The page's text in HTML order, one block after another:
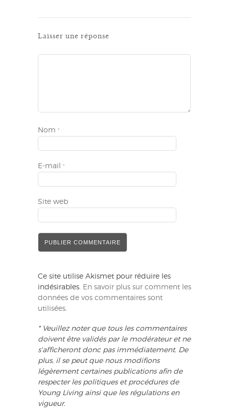
Laisser une réponse
Nom *
E-mail *
Site web
Ce site utilise Akismet pour réduire les
indésirables. En savoir plus sur comment les
données de vos commentaires sont
utilisées.
* Veuillez noter que tous les commentaires
doivent être validés par le modérateur et ne
s'afficheront donc pas immédiatement. De
plus, il se peut que nous modifions
légèrement certaines publications afin de
respecter les politiques et procédures de
Young Living ainsi que les régulations en
vigueur.